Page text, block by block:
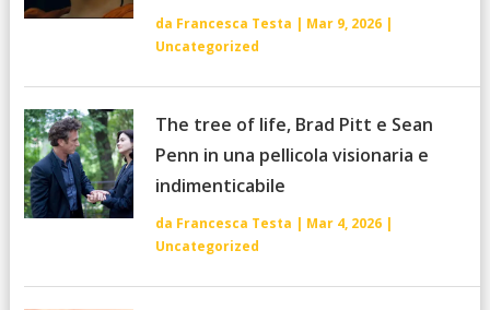
da Francesca Testa | Mar 9, 2026|
Uncategorized
The tree of life, Brad Pitt e Sean
Penn in una pellicola visionaria e
indimenticabile
da Francesca Testa | Mar 4, 2026|
Uncategorized